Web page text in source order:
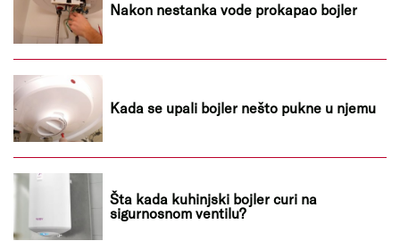
Nakon nestanka vode prokapao bojler
Kada se upali bojler nešto pukne u njemu
Šta kada kuhinjski bojler curi na
sigurnosnom ventilu?